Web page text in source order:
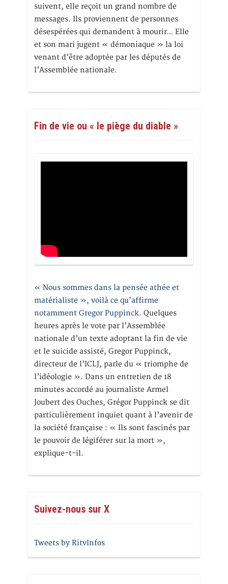
suivent, elle reçoit un grand nombre de
messages. Ils proviennent de personnes
désespérées qui demandent à mourir… Elle
et son mari jugent « démoniaque » la loi
venant d’être adoptée par les députés de
l’Assemblée nationale.
Fin de vie ou « le piège du diable »
« Nous sommes dans la pensée athée et
matérialiste », voilà ce qu’affirme
notamment Gregor Puppinck. Quelques
heures après le vote par l’Assemblée
nationale d’un texte adoptant la fin de vie
et le suicide assisté, Gregor Puppinck,
directeur de l’ICLJ, parle du « triomphe de
l’idéologie ». Dans un entretien de 18
minutes accordé au journaliste Armel
Joubert des Ouches, Grégor Puppinck se dit
particulièrement inquiet quant à l’avenir de
la société française : « Ils sont fascinés par
le pouvoir de légiférer sur la mort »,
explique-t-il.
Suivez-nous sur X
Tweets by RitvInfos